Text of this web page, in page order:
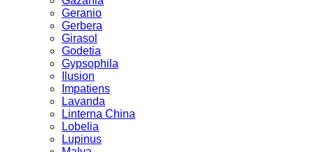
Geranio
Gerbera
Girasol
Godetia
Gypsophila
Ilusion
Impatiens
Lavanda
Linterna China
Lobelia
Lupinus